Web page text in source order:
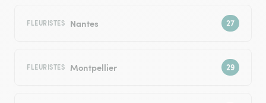
FLEURISTES Nantes
FLEURISTES Montpellier